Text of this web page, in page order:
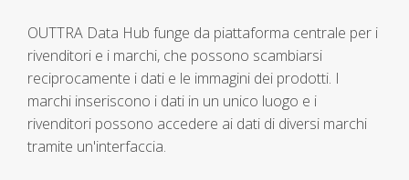
OUTTRA Data Hub funge da piattaforma centrale per i
rivenditori e i marchi, che possono scambiarsi
reciprocamente i dati e le immagini dei prodotti. I
marchi inseriscono i dati in un unico luogo e i
rivenditori possono accedere ai dati di diversi marchi
tramite un'interfaccia.